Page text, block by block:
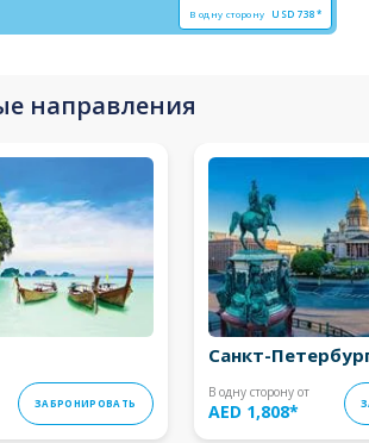
В одну сторону USD 738*
направления
ЗАБРОНИРОВАТЬ
Санкт-
В одну сторону от
AED 1,808*